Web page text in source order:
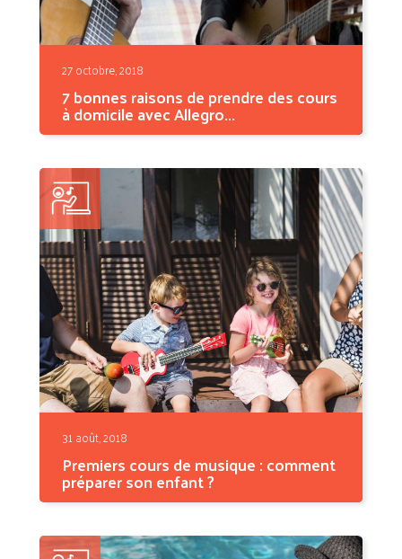
27 octobre, 2018
7 bonnes raisons de prendre des cours
à domicile avec Allegro...
Que vous soyez débutant ou confirmé, quel
31 août, 2018
Premiers cours de musique : comment
préparer son enfant ?
Votre enfant s’apprête à suivre ses premiers